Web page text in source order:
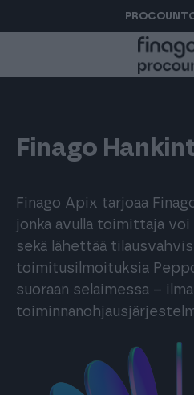
sisältöön
Finago
Finago Apix tarjoaa
jonka avulla toimittaja
sekä lähettää
toimitusilmoituksia
suoraan selaimessa –
Solo
Sopimuskone
Allekirjoitus
Aika